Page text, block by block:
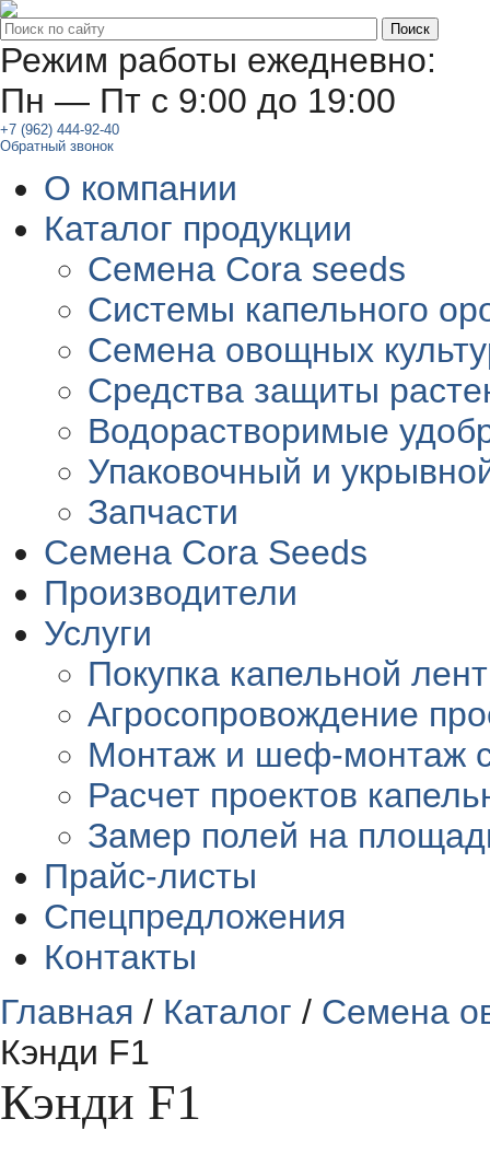
Режим работы ежедневно:
Пн — Пт с 9:00 до 19:00
+7 (962) 444-92-40
Обратный звонок
О компании
Каталог продукции
Семена Cora seeds
Системы капельного
Семена овощных
Средства защиты
Водорастворимые
Упаковочный и
Запчасти
Семена Cora Seeds
Производители
Услуги
Покупка капельной
Агросопровождение
Монтаж и шеф-монтаж
Расчет проектов
Замер полей на
Прайс-листы
Спецпредложения
Контакты
Главная / Каталог / Семена
Кэнди F1
Кэнди F1